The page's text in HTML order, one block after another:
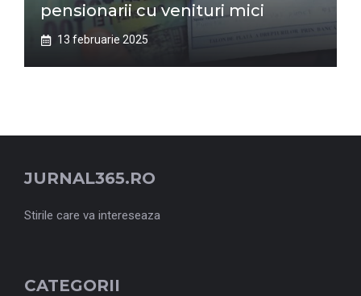
pensionarii cu venituri mici
13 februarie 2025
JURNAL365.RO
Stirile care va intereseaza
CATEGORII